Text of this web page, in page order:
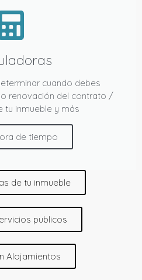
cuando debes
renovación del contrato /
tu inmueble y más
de tiempo
de tu inmueble
publicos
Alojamientos